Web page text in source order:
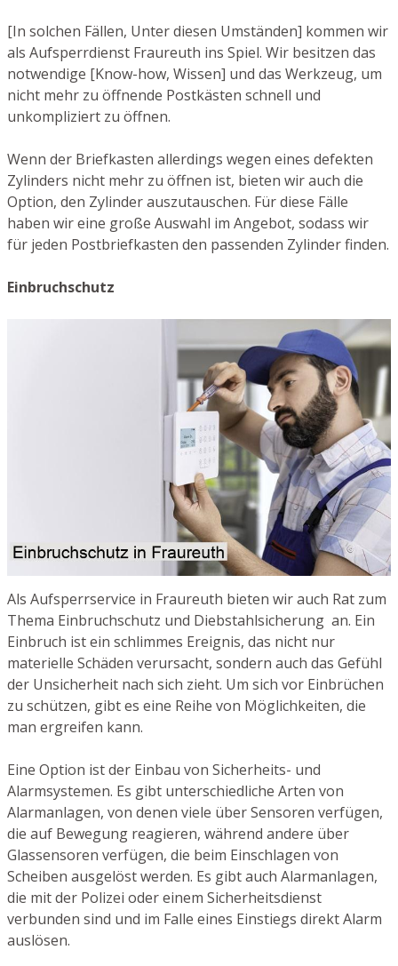
[In solchen Fällen, Unter diesen Umständen] kommen wir
als Aufsperrdienst Fraureuth ins Spiel. Wir besitzen das
notwendige [Know-how, Wissen] und das Werkzeug, um
nicht mehr zu öffnende Postkästen schnell und
unkompliziert zu öffnen.
Wenn der Briefkasten allerdings wegen eines defekten
Zylinders nicht mehr zu öffnen ist, bieten wir auch die
Option, den Zylinder auszutauschen. Für diese Fälle
haben wir eine große Auswahl im Angebot, sodass wir
für jeden Postbriefkasten den passenden Zylinder finden.
Einbruchschutz
Als Aufsperrservice in Fraureuth bieten wir auch Rat zum
Thema Einbruchschutz und Diebstahlsicherung an. Ein
Einbruch ist ein schlimmes Ereignis, das nicht nur
materielle Schäden verursacht, sondern auch das Gefühl
der Unsicherheit nach sich zieht. Um sich vor Einbrüchen
zu schützen, gibt es eine Reihe von Möglichkeiten, die
man ergreifen kann.
Eine Option ist der Einbau von Sicherheits- und
Alarmsystemen. Es gibt unterschiedliche Arten von
Alarmanlagen, von denen viele über Sensoren verfügen,
die auf Bewegung reagieren, während andere über
Glassensoren verfügen, die beim Einschlagen von
Scheiben ausgelöst werden. Es gibt auch Alarmanlagen,
die mit der Polizei oder einem Sicherheitsdienst
verbunden sind und im Falle eines Einstiegs direkt Alarm
auslösen.